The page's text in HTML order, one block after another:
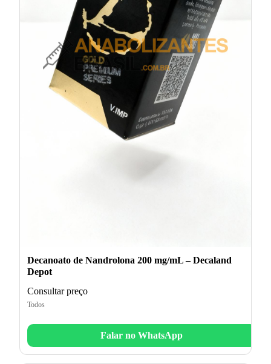
Decanoato de Nandrolona 200 mg/mL – Decaland
Depot
Consultar preço
Todos
Falar no WhatsApp